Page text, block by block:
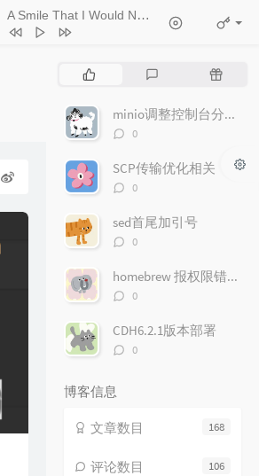
A Smile That I Would Never See Again
- Kitti
Ticket (Day Trip)
Kitti Kuremanee
Old Chinese Song Kitti Kuremanee
我可以坐你旁边吗 厘小白
For You To Be Here Tom Rosenthal
叶蒨文
当初就不该学php
文
评
随
文minio调整控制台分享文件链接的有效期
评
数：
0
SCP传输优化相关
评
数：
0
sed首尾加引号
评
数：
0
homebrew 报权限错误"Permission denied"问题
评
数：
0
CDH6.2.1版本部署
评
0
博客信息
168
文章数目
106
评论数目